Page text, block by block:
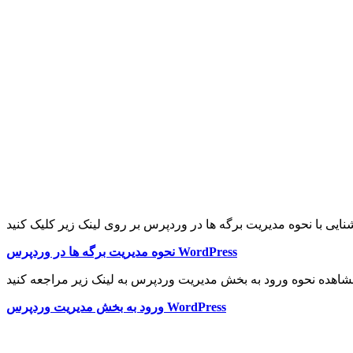
نحوه مدیریت برگه ها در وردپرس WordPress
ورود به بخش مدیریت وردپرس WordPress